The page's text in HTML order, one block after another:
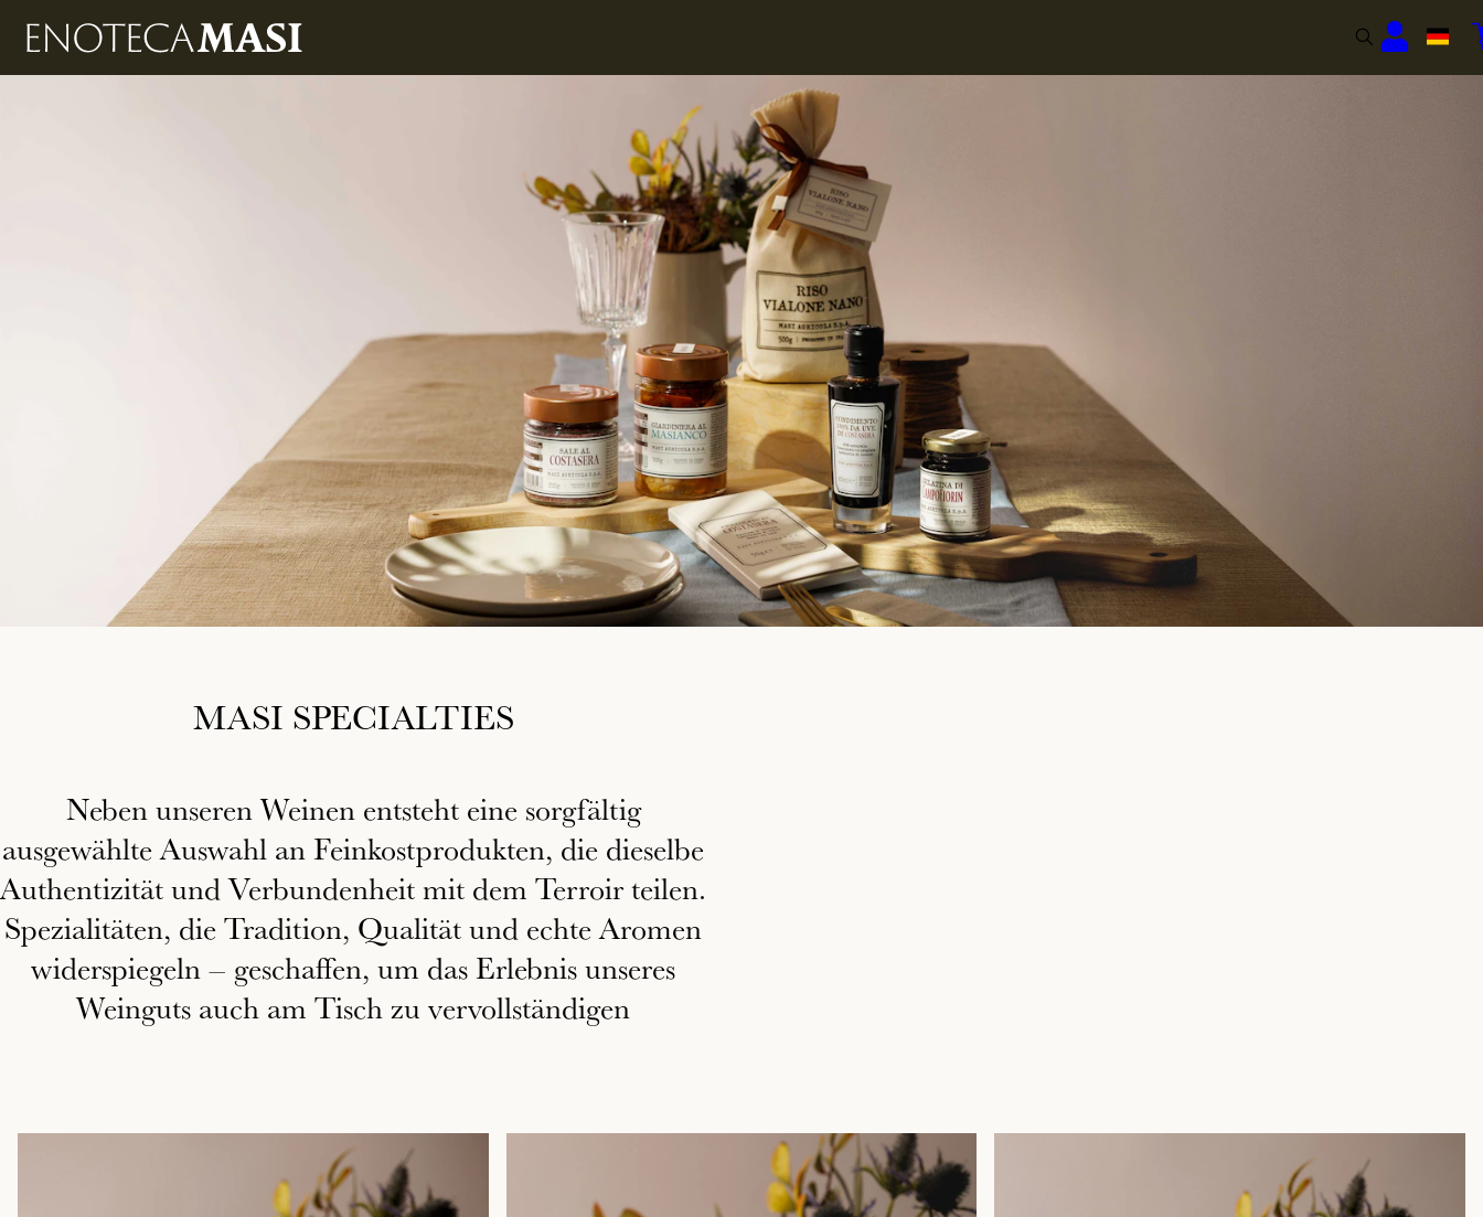
MASI SPECIALTIES
Neben unseren Weinen entsteht eine sorgfältig
ausgewählte Auswahl an Feinkostprodukten, die dieselbe
Authentizität und Verbundenheit mit dem Terroir teilen.
Spezialitäten, die Tradition, Qualität und echte Aromen
widerspiegeln – geschaffen, um das Erlebnis unseres
Weinguts auch am Tisch zu vervollständigen